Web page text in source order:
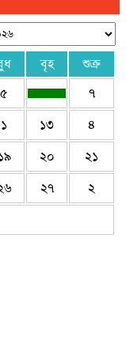
বৃহ
শুক্র
৫
৭
১ ১৩
৪
২০
২১
২৭
২
জেসি
আক্তার
– ৩৫০০